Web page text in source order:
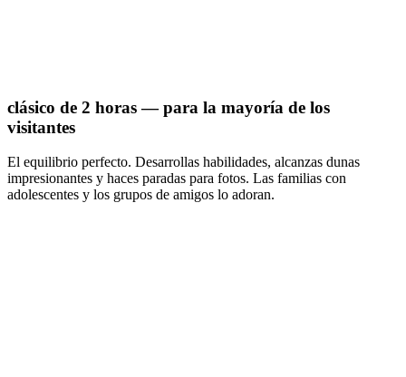
clásico de 2 horas — para la mayoría de los
visitantes
El equilibrio perfecto. Desarrollas habilidades, alcanzas dunas
impresionantes y haces paradas para fotos. Las familias con
adolescentes y los grupos de amigos lo adoran.